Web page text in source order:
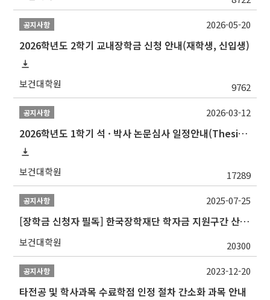
공지사항
2026학년도 2학기 교내장학금 신청 안내(재학생, 신입생)
보건대학원 9762
2026-05-20
공지사항
2026학년도 1학기 석 · 박사 논문심사 일정안내(Thesis Defense Schedules)
보건대학원 17289
2026-03-12
공지사항
[장학금 신청자 필독] 한국장학재단 학자금 지원구간 산정 권고
보건대학원 20300
2025-07-25
공지사항
타전공 및 학사과목 수료학점 인정 절차 간소화 과목 안내
2023-12-20